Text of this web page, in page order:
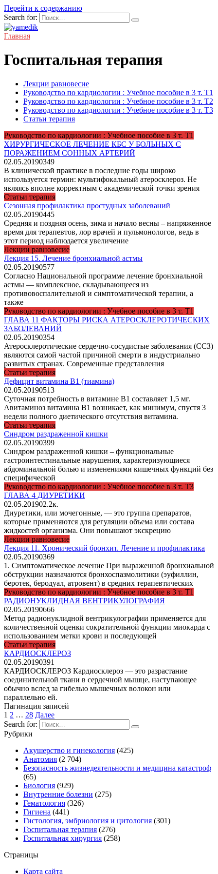
Перейти к содержанию
Search for:
Главная
Госпитальная терапия
Лекции равновесие
Руководство по кардиологии : Учебное пособие в 3 т. Т1
Руководство по кардиологии : Учебное пособие в 3 т. Т2
Руководство по кардиологии : Учебное пособие в 3 т. Т3
Статьи терапия
Руководство по кардиологии : Учебное пособие в 3 т. Т1
ХИРУРГИЧЕСКОЕ ЛЕЧЕНИЕ КБС У БОЛЬНЫХ С
ПОРАЖЕНИЕМ СОННЫХ АРТЕРИЙ
02.05.20190349
В клинической практике в последние годы широко
используется термин: мультифокальный атеросклероз. Не
являясь вполне корректным с академической точки зрения
Статьи терапия
Сезонная профилактика простудных заболеваний
02.05.20190445
Средняя и поздняя осень, зима и начало весны – напряженное
время для терапевтов, лор врачей и пульмонологов, ведь в
этот период наблюдается увеличение
Лекции равновесие
Лекция 15. Лечение бронхиальной астмы
02.05.20190577
Согласно Национальной программе лечение бронхиальной
астмы — комплексное, складывающееся из
противовоспалительной и симптоматической терапии, а
также
Руководство по кардиологии : Учебное пособие в 3 т. Т1
ГЛАВА 11 ФАКТОРЫ РИСКА АТЕРОСКЛЕРОТИЧЕСКИХ
ЗАБОЛЕВАНИЙ
02.05.20190354
Атеросклеротические сердечно-сосудистые заболевания (ССЗ)
являются самой частой причиной смерти в индустриально
развитых странах. Современные представления
Статьи терапия
Дефицит витамина В1 (тиамина)
02.05.20190513
Суточная потребность в витамине В1 составляет 1,5 мг.
Авитаминоз витамина В1 возникает, как минимум, спустя 3
недели полного диетического отсутствия витамина.
Статьи терапия
Синдром раздраженной кишки
02.05.20190399
Синдром раздраженной кишки – функциональные
гастроинтестинальные нарушения, характеризующиеся
абдоминальной болью и изменениями кишечных функций без
специфической
Руководство по кардиологии : Учебное пособие в 3 т. Т3
ГЛАВА 4 ДИУРЕТИКИ
02.05.201902.2к.
Диуретики, или мочегонные, — это группа препаратов,
которые применяются для регуляции объема или состава
жидкостей организма. Они повышают экскрецию
Лекции равновесие
Лекция 11. Хронический бронхит. Лечение и профилактика
02.05.20190369
1. Симптоматическое лечение При выраженной бронхиальной
обструкции назначаются бронхоспазмолитики (эуфиллин,
беротек, беродуал, атровент) в средних терапевтических
Руководство по кардиологии : Учебное пособие в 3 т. Т1
РАДИОНУКЛИДНАЯ ВЕНТРИКУЛОГРАФИЯ
02.05.20190666
Метод радионуклидной вентрикулографии применяется для
количественной оценки сократительной функции миокарда с
использованием метки крови и последующей
Статьи терапия
КАРДИОСКЛЕРОЗ
02.05.20190391
КАРДИОСКЛЕРОЗ Кардиосклероз — это разрастание
соединительной ткани в сердечной мышце, наступающее
обычно вслед за гибелью мышечных волокон или
параллельно ей.
Пагинация записей
1 2 … 28 Далее
Search for:
Рубрики
Акушерство и гинекология (425)
Анатомия (2 704)
Безопасность жизнедеятельности и медицина катастроф
(65)
Биология (929)
Внутренние болезни (275)
Гематология (326)
Гигиена (441)
Гистология, эмбриология и цитология (301)
Госпитальная терапия (276)
Госпитальная хирургия (258)
Страницы
Карта сайта